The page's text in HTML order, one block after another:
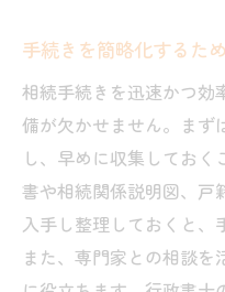
手続きを簡略化するた
相続手続きを迅速かつ効
備が欠かせません。まず
し、早めに収集してお
書や相続関係説明図、戸
入手し整理しておくと、
また、専門家との相談